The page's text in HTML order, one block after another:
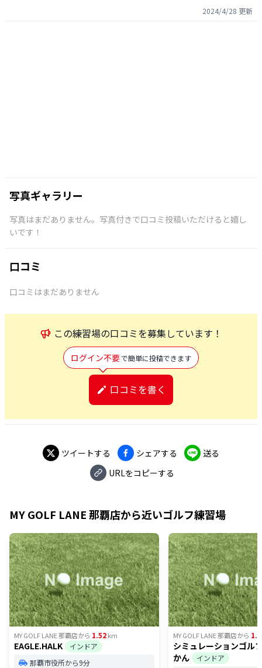
2024/4/28 更新
写真ギャラリー
写真はまだありません。写真付きで口コミ投稿いただけると嬉し
いです！
口コミ
口コミはまだありません
この練習場の口コミを募集しています！
ログイン不要で簡単に投稿できます
口コミを書く
ツイートする シェアする
送る
URLをコピーする
MY GOLF LANE 那覇店から近いゴルフ練習場
MY GOLF LANE 那覇店から 1.52km
EAGLE.HALK
インドア
那覇市役所から9分
MY GOLF LANE 那覇店から
シミュレーションゴル
かん
インドア